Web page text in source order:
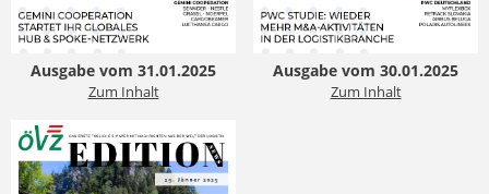
Ausgabe vom 31.01.2025
Zum Inhalt
Ausgabe vom 30.01.2025
Zum Inhalt